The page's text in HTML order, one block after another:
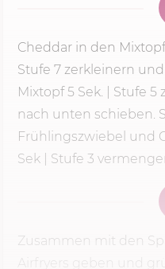
Cheddar in den
Stufe 7 zerkleinern
Mixtopf 5 Sek. | Stufe
nach unten schieben.
Frühlingszwiebel und
Sek | Stufe 3
Zusammen mit den